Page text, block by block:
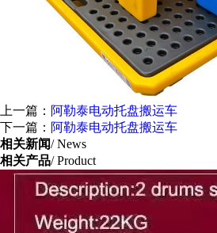
上一篇： 阿勒泰电动托盘搬运车
下一篇： 阿勒泰电动托盘搬运车
相关新闻/ News
相关产品/ Product